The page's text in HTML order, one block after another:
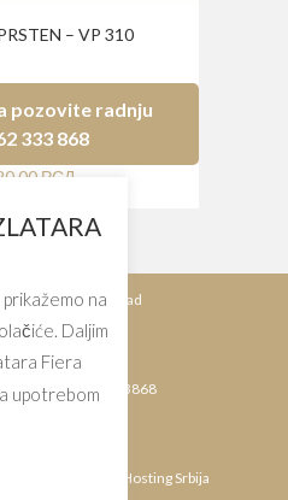
– VP 310
pozovite radnju
333 868
РСД
54, Beograd
Tel.: +38162333868
© Zlatara Fiera. Hosting Srbija
na
Daljim
Fiera
upotrebom